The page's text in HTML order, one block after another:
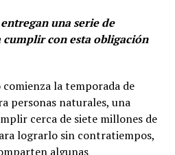
una serie de
con esta obligación
la temporada de
personas naturales, una
cerca de siete millones de
lograrlo sin contratiempos,
algunas